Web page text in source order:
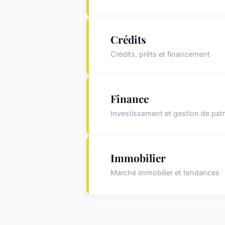
Crédits
Crédits, prêts et financement
Finance
Investissement et gestion de
Immobilier
Marché immobilier et tendances